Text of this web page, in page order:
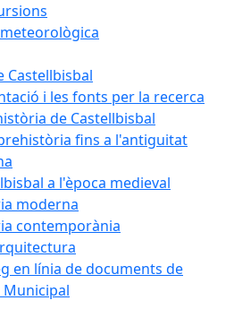
Castellbisbal
i les fonts per la recerca
de Castellbisbal
fins a l'antiguitat
a l'època medieval
moderna
contemporània
en línia de documents de
Municipal